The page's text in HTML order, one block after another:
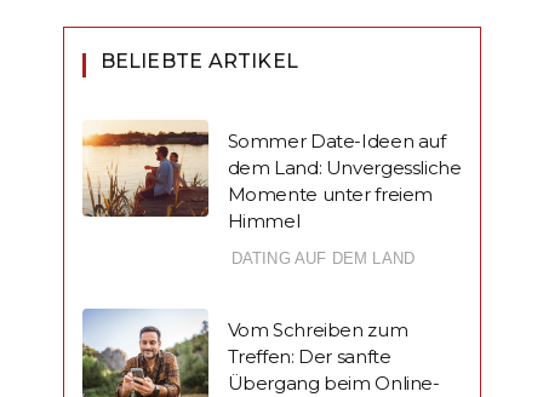
BELIEBTE ARTIKEL
Sommer Date-Ideen auf
dem Land: Unvergessliche
Momente unter freiem
Himmel
DATING AUF DEM LAND
Vom Schreiben zum
Treffen: Der sanfte
Übergang beim Online-